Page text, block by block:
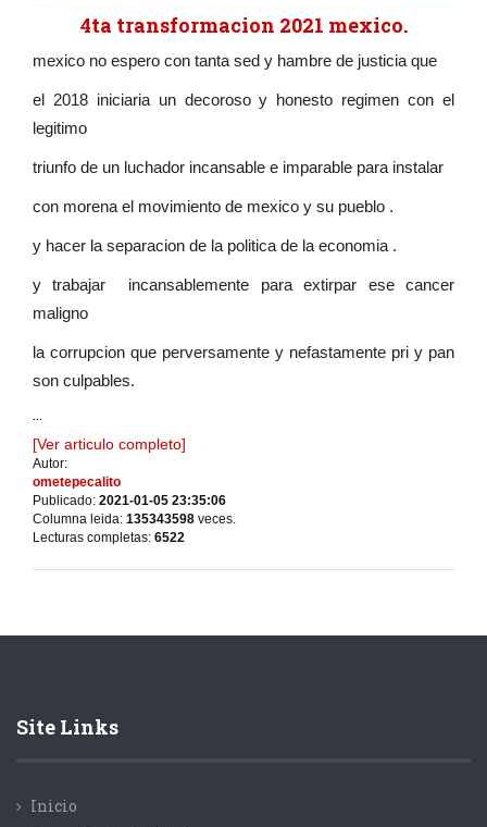
4ta transformacion 2021 mexico.
mexico no espero con tanta sed y hambre de justicia que
el 2018 iniciaria un decoroso y honesto regimen con el
legitimo
triunfo de un luchador incansable e imparable para instalar
con morena el movimiento de mexico y su pueblo .
y hacer la separacion de la politica de la economia .
y trabajar incansablemente para extirpar ese cancer
maligno
la corrupcion que perversamente y nefastamente pri y pan
son culpables.
...
[Ver articulo completo]
Autor:
ometepecalito
Publicado: 2021-01-05 23:35:06
Columna leida: 135343598 veces.
Lecturas completas: 6522
Site Links
Inicio